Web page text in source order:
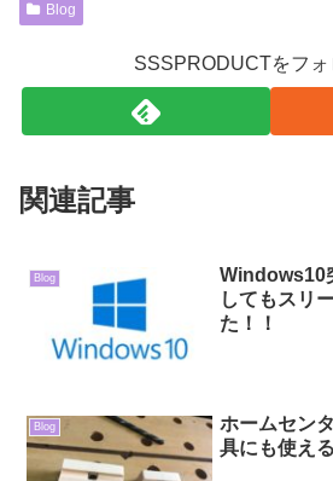
Blog
SSSPRODUCTをフォ
関連記事
Blog
Windows10
してもスリ
た！！
Blog
ホームセン
具にも使え